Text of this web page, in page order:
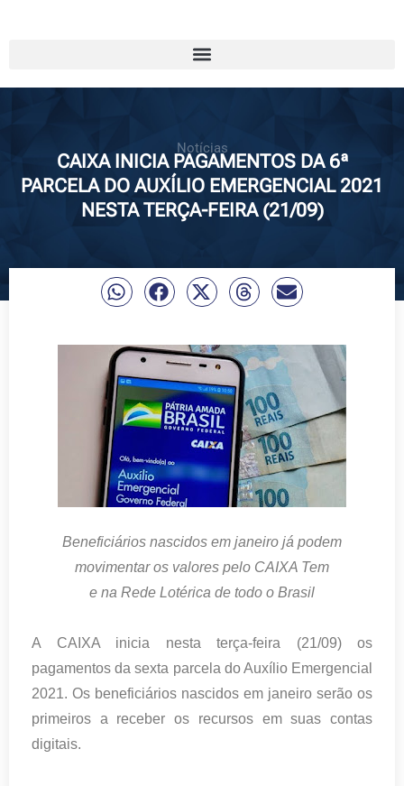
Notícias
CAIXA INICIA PAGAMENTOS DA 6ª
PARCELA DO AUXÍLIO EMERGENCIAL 2021
NESTA TERÇA-FEIRA (21/09)
Beneficiários nascidos em janeiro já podem
movimentar os valores pelo CAIXA Tem
e na Rede Lotérica de todo o Brasil
A CAIXA inicia nesta terça-feira (21/09) os
pagamentos da sexta parcela do Auxílio Emergencial
2021. Os beneficiários nascidos em janeiro serão os
primeiros a receber os recursos em suas contas
digitais.